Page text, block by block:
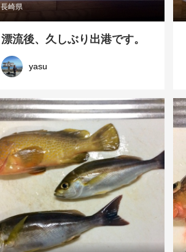
長崎県
漂流後、久しぶり出港です。
yasu